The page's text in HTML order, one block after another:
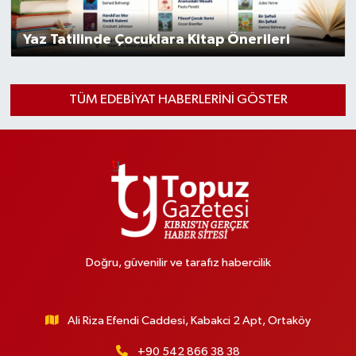
Yaz Tatilinde Çocuklara Kitap Önerileri
TÜM EDEBİYAT HABERLERINI GÖSTER
Doğru, güvenilir ve tarafız habercilik
Ali Riza Efendi Caddesi, Kabakci 2 Apt, Ortaköy
+90 542 866 38 38